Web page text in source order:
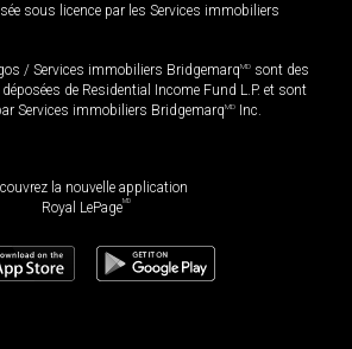
sous licence par les Services immobiliers
/ Services immobiliers BridgemarqMD sont des
de Residential Income Fund L.P. et sont
Services immobiliers BridgemarqMD Inc.
la nouvelle application
Royal LePageMD